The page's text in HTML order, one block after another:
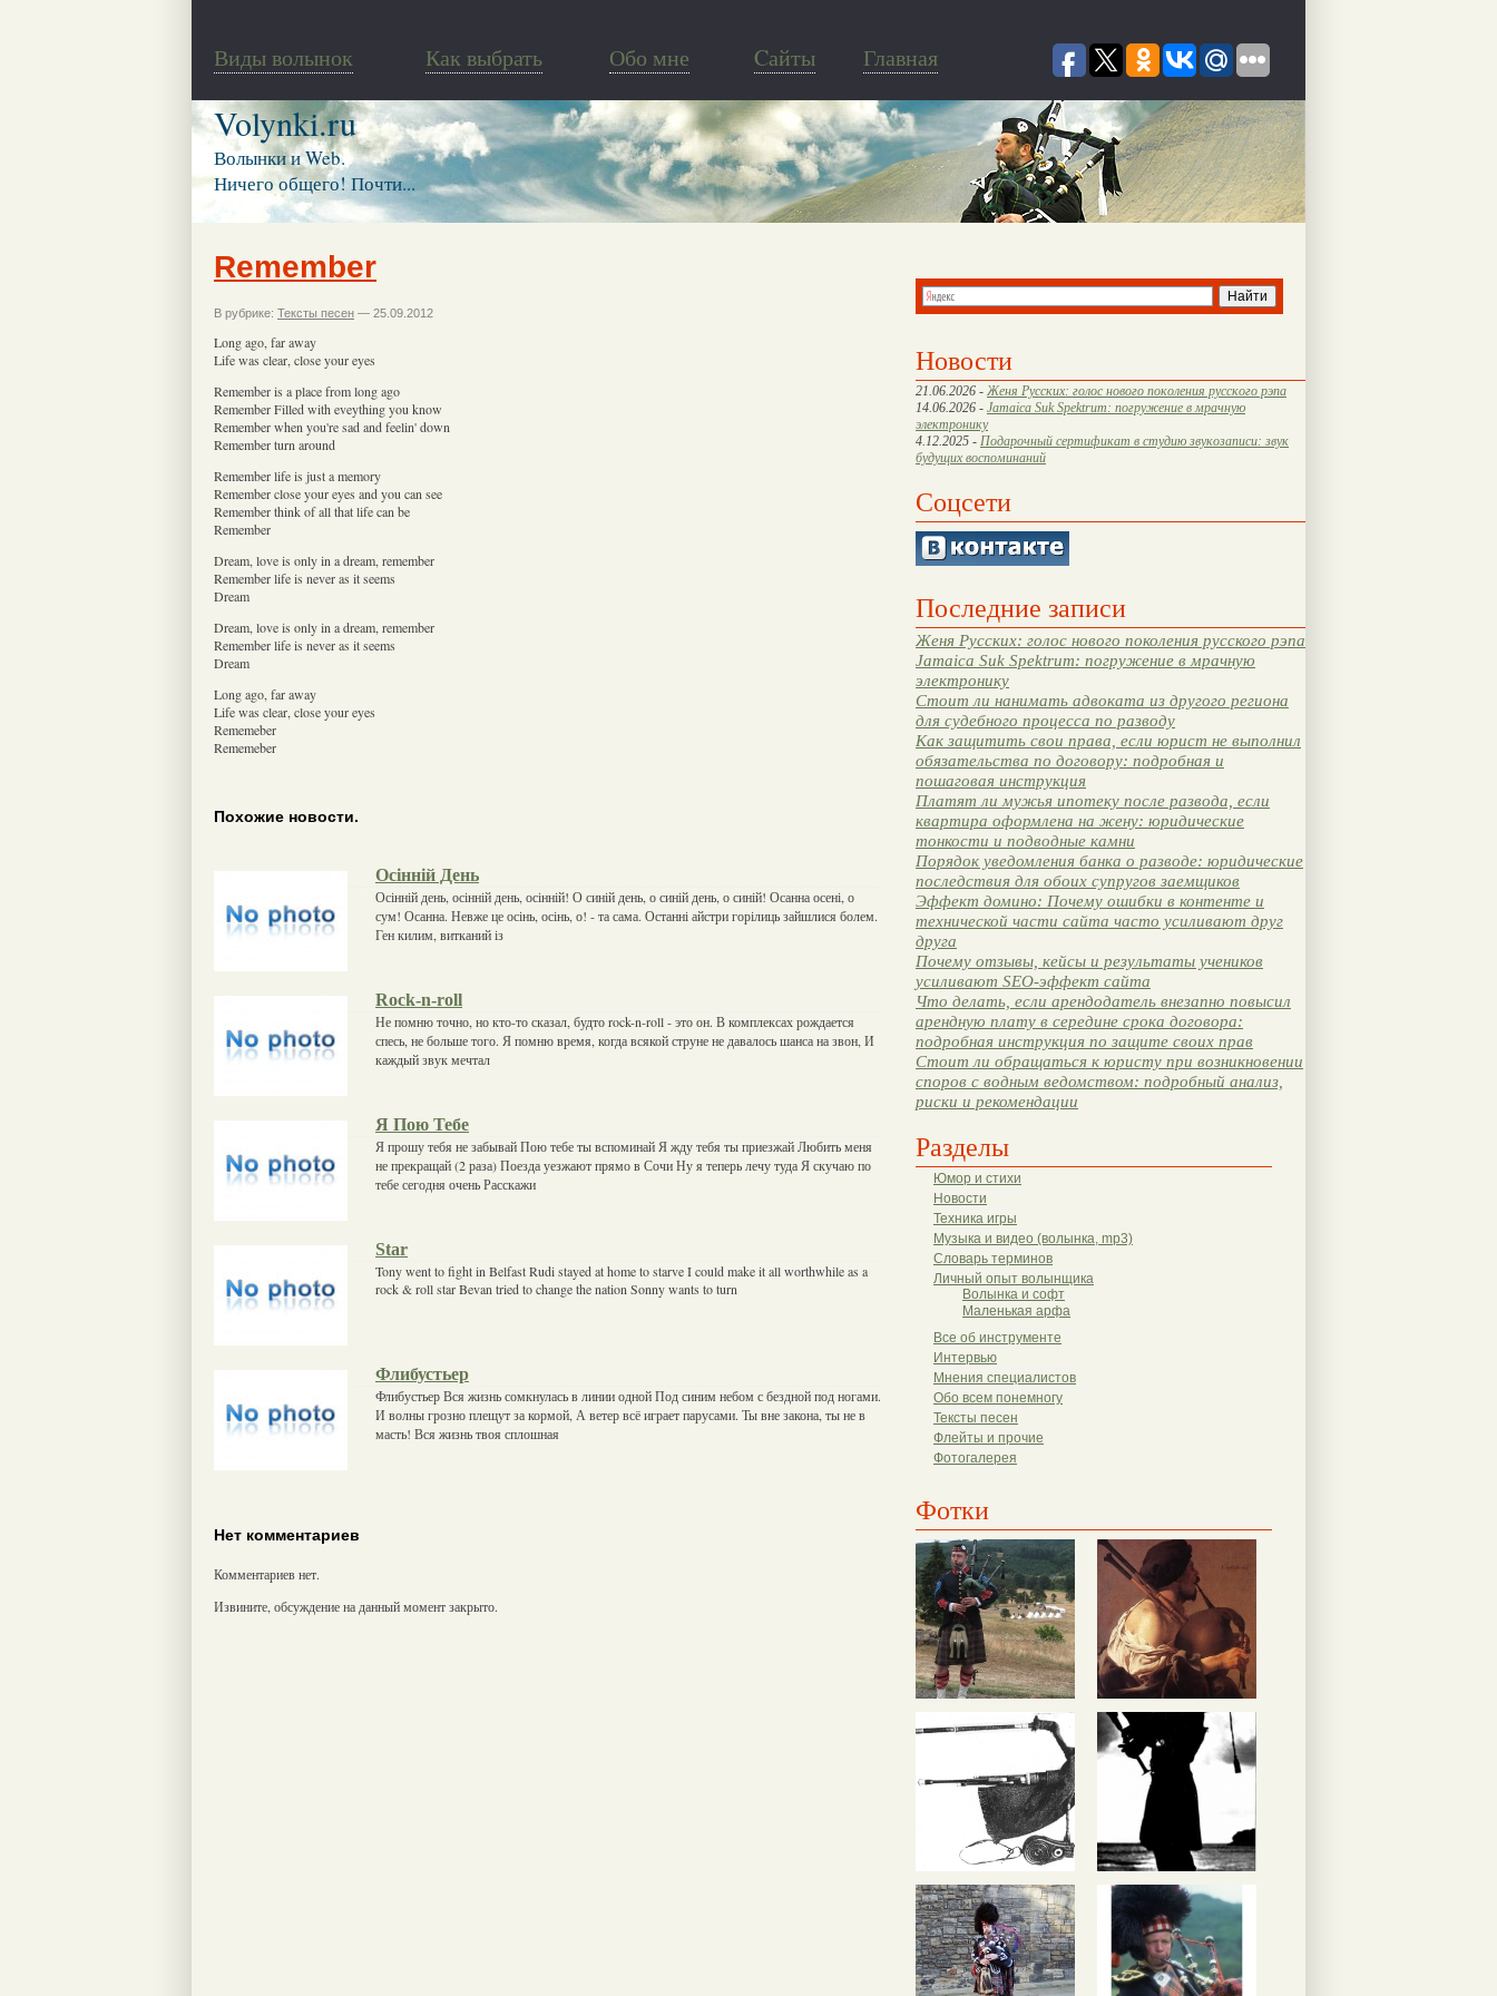
Виды волынок Как выбрать Обо мне Cайты Главная
Volynki.ru
Волынки и Web.
Ничего общего! Почти...
Новости
21.06.2026 - Женя Русских: голос нового поколения русского рэпа
14.06.2026 - Jamaica Suk Spektrum: погружение в мрачную
электронику
4.12.2025 - Подарочный сертификат в студию звукозаписи: звук
будущих воспоминаний
Соцсети
Последние записи
Женя Русских: голос нового поколения русского рэпа
Jamaica Suk Spektrum: погружение в мрачную
электронику
Стоит ли нанимать адвоката из другого региона
для судебного процесса по разводу
Как защитить свои права, если юрист не выполнил
обязательства по договору: подробная и
пошаговая инструкция
Платят ли мужья ипотеку после развода, если
квартира оформлена на жену: юридические
тонкости и подводные камни
Порядок уведомления банка о разводе: юридические
последствия для обоих супругов заемщиков
Эффект домино: Почему ошибки в контенте и
технической части сайта часто усиливают друг
друга
Почему отзывы, кейсы и результаты учеников
усиливают SEO-эффект сайта
Что делать, если арендодатель внезапно повысил
арендную плату в середине срока договора:
подробная инструкция по защите своих прав
Стоит ли обращаться к юристу при возникновении
споров с водным ведомством: подробный анализ,
риски и рекомендации
Разделы
Юмор и стихи
Новости
Техника игры
Музыка и видео (волынка, mp3)
Словарь терминов
Личный опыт волынщика
Волынка и софт
Маленькая арфа
Все об инструменте
Интервью
Мнения специалистов
Обо всем понемногу
Тексты песен
Флейты и прочие
Фотогалерея
Фотки
Remember
В рубрике: Тексты песен — 25.09.2012
Long ago, far away
Life was clear, close your eyes
Remember is a place from long ago
Remember Filled with eveything you know
Remember when you're sad and feelin' down
Remember turn around
Remember life is just a memory
Remember close your eyes and you can see
Remember think of all that life can be
Remember
Dream, love is only in a dream, remember
Remember life is never as it seems
Dream
Dream, love is only in a dream, remember
Remember life is never as it seems
Dream
Long ago, far away
Life was clear, close your eyes
Rememeber
Rememeber
Похожие новости.
Осінній День
Осінній день, осінній день, осінній! О синій день, о синій день, о синій! Осанна осені, о
сум! Осанна. Невже це осінь, осінь, о! - та сама. Останні айстри горілиць зайшлися болем.
Ген килим, витканий із
Rock-n-roll
Не помню точно, но кто-то сказал, будто rock-n-roll - это он. В комплексах рождается
спесь, не больше того. Я помню время, когда всякой струне не давалось шанса на звон, И
каждый звук мечтал
Я Пою Тебе
Я прошу тебя не забывай Пою тебе ты вспоминай Я жду тебя ты приезжай Любить меня
не прекращай (2 раза) Поезда уезжают прямо в Сочи Ну я теперь лечу туда Я скучаю по
тебе сегодня очень Расскажи
Star
Tony went to fight in Belfast Rudi stayed at home to starve I could make it all worthwhile as a
rock & roll star Bevan tried to change the nation Sonny wants to turn
Флибустьер
Флибустьер Вся жизнь сомкнулась в линии одной Под синим небом с бездной под ногами.
И волны грозно плещут за кормой, А ветер всё играет парусами. Ты вне закона, ты не в
масть! Вся жизнь твоя сплошная
Нет комментариев
Комментариев нет.
Извините, обсуждение на данный момент закрыто.